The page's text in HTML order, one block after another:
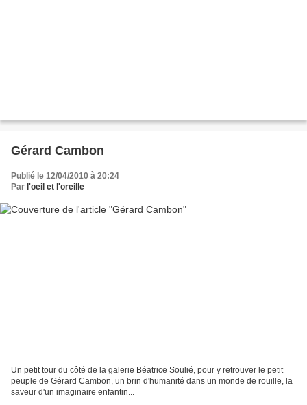
Gérard Cambon
Publié le 12/04/2010 à 20:24
Par l'oeil et l'oreille
Un petit tour du côté de la galerie Béatrice Soulié, pour y retrouver le petit
peuple de Gérard Cambon, un brin d'humanité dans un monde de rouille, la
saveur d'un imaginaire enfantin...